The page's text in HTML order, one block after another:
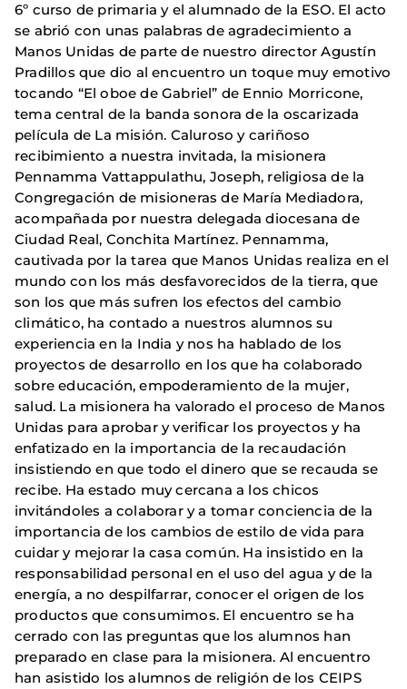
6º curso de primaria y el alumnado de la ESO. El acto
se abrió con unas palabras de agradecimiento a
Manos Unidas de parte de nuestro director Agustín
Pradillos que dio al encuentro un toque muy emotivo
tocando “El oboe de Gabriel” de Ennio Morricone,
tema central de la banda sonora de la oscarizada
película de La misión. Caluroso y cariñoso
recibimiento a nuestra invitada, la misionera
Pennamma Vattappulathu, Joseph, religiosa de la
Congregación de misioneras de María Mediadora,
acompañada por nuestra delegada diocesana de
Ciudad Real, Conchita Martínez. Pennamma,
cautivada por la tarea que Manos Unidas realiza en el
mundo con los más desfavorecidos de la tierra, que
son los que más sufren los efectos del cambio
climático, ha contado a nuestros alumnos su
experiencia en la India y nos ha hablado de los
proyectos de desarrollo en los que ha colaborado
sobre educación, empoderamiento de la mujer,
salud. La misionera ha valorado el proceso de Manos
Unidas para aprobar y verificar los proyectos y ha
enfatizado en la importancia de la recaudación
insistiendo en que todo el dinero que se recauda se
recibe. Ha estado muy cercana a los chicos
invitándoles a colaborar y a tomar conciencia de la
importancia de los cambios de estilo de vida para
cuidar y mejorar la casa común. Ha insistido en la
responsabilidad personal en el uso del agua y de la
energía, a no despilfarrar, conocer el origen de los
productos que consumimos. El encuentro se ha
cerrado con las preguntas que los alumnos han
preparado en clase para la misionera. Al encuentro
han asistido los alumnos de religión de los CEIPS